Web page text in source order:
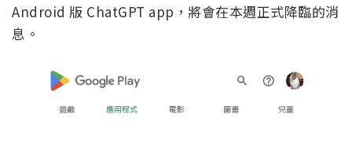
Android 版 ChatGPT app，將會在本週正式降臨的消
息。